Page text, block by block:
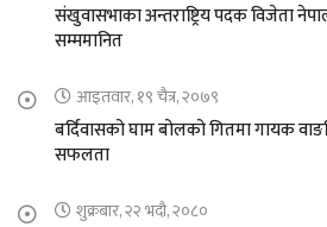
संखुवासभाका अन्तराष्ट्रिय पदक विजेता
सम्ममानित
आइतवार, १९ चैत्र, २०७९
बर्दिवासको घाम बोलको गितमा गायक
सफलता
शुक्रबार, २२ भदौ, २०८०